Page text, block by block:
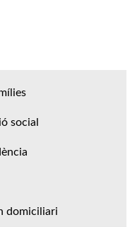
social
domiciliari